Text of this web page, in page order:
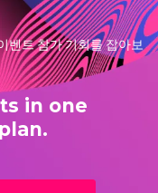
트 참가 기회를 잡아보
in one